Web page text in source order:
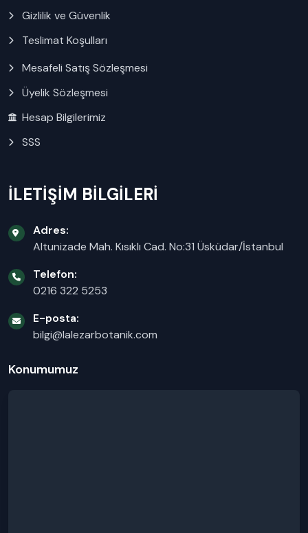
Gizlilik ve Güvenlik
Teslimat Koşulları
Mesafeli Satış Sözleşmesi
Üyelik Sözleşmesi
Hesap Bilgilerimiz
SSS
İLETİŞİM BİLGİLERİ
Adres:
Altunizade Mah. Kısıklı Cad. No:31 Üsküdar/İstanbul
Telefon:
0216 322 5253
E-posta:
bilgi@lalezarbotanik.com
Konumumuz